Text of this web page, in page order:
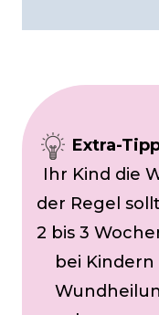
Extra-
Ihr Kind die
der Regel
2 bis 3
bei